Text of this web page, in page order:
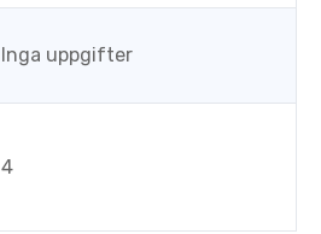
Inga uppgifter
4